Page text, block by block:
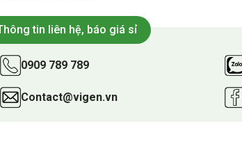
tin liên hệ, báo giá sỉ
0909 789 789
Contact@vigen.vn